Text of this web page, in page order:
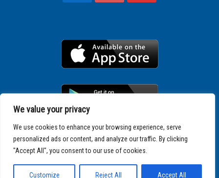
We value your privacy
We use cookies to enhance your browsing experience, serve
personalized ads or content, and analyze our traffic. By clicking
"Accept All", you consent to our use of cookies.
Customize Reject All Accept All
Copyright © 2025 SPARTATHLON